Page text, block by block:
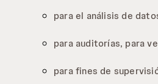
para el análisis de
para auditorías, para
para fines de